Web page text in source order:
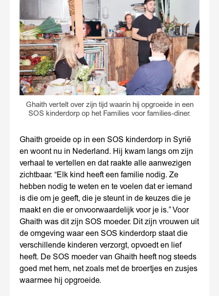
Ghaith vertelt over zijn tijd waarin hij opgroeide in een
SOS kinderdorp op het Families voor families-diner.
Ghaith groeide op in een SOS kinderdorp in Syrië
en woont nu in Nederland. Hij kwam langs om zijn
verhaal te vertellen en dat raakte alle aanwezigen
zichtbaar. “Elk kind heeft een familie nodig. Ze
hebben nodig te weten en te voelen dat er iemand
is die om je geeft, die je steunt in de keuzes die je
maakt en die er onvoorwaardelijk voor je is.” Voor
Ghaith was dit zijn SOS moeder. Dit zijn vrouwen uit
de omgeving waar een SOS kinderdorp staat die
verschillende kinderen verzorgt, opvoedt en lief
heeft. De SOS moeder van Ghaith heeft nog steeds
goed met hem, net zoals met de broertjes en zusjes
waarmee hij opgroeide.